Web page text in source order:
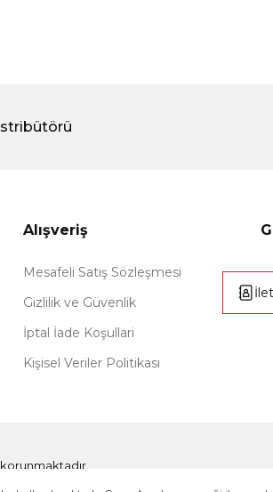
Alışveriş
Mesafeli Satış Sözleşmesi
Gizlilik ve Güvenlik
İptal İade Koşullari
Kişisel Veriler Politikası